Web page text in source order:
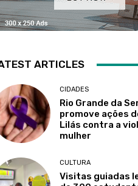
ARTICLES
CIDADES
Rio Grande da
promove ações
Lilás contra a
mulher
CULTURA
Visitas guiadas